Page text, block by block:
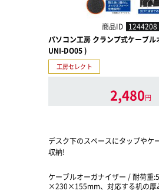
商品ID 1244208
パソコン工房 クランプ式ケーブル
UNI-DO05 )
工房セレクト
2,480円
デスク下のスペースにタップやケ
収納!
ケーブルオーガナイザー / 耐荷重
×230×155mm、対応する机の厚